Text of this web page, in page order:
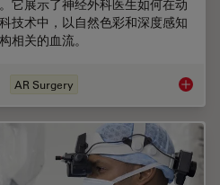
它展示了神经外科医生如何在动
技术中，以自然色彩和深度感知
相关的血流。
AR Surgery 动脉瘤